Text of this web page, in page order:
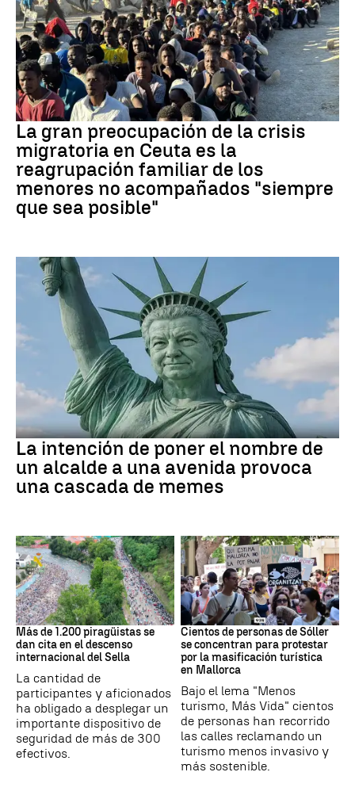
CRISIS MIGRATORIA
La gran preocupación de la crisis
migratoria en Ceuta es la
reagrupación familiar de los
menores no acompañados "siempre
que sea posible"
MEMES
La intención de poner el nombre de
un alcalde a una avenida provoca
una cascada de memes
Asturias
Más de 1.200 piragüistas se
dan cita en el descenso
internacional del Sella
La cantidad de
participantes y aficionados
ha obligado a desplegar un
importante dispositivo de
seguridad de más de 300
efectivos.
Protestas
Cientos de personas de Sóller
se concentran para protestar
por la masificación turística
en Mallorca
Bajo el lema "Menos
turismo, Más Vida" cientos
de personas han recorrido
las calles reclamando un
turismo menos invasivo y
más sostenible.